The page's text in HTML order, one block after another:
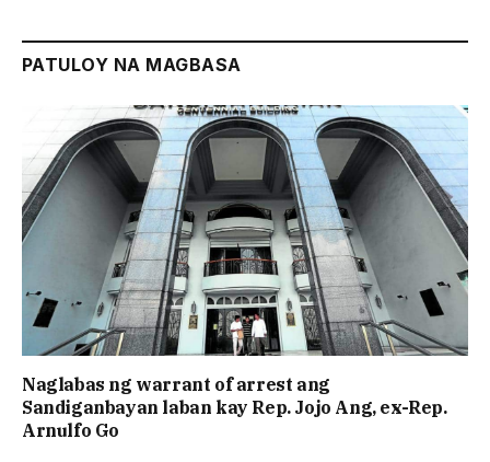
PATULOY NA MAGBASA
Naglabas ng warrant of arrest ang
Sandiganbayan laban kay Rep. Jojo Ang, ex-Rep.
Arnulfo Go